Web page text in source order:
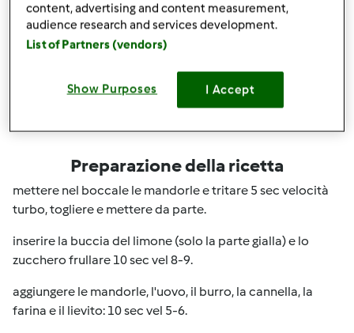
Condividile tue attività
Preparazione della ricetta
mettere nel boccale le mandorle e tritare 5 sec velocità
turbo, togliere e mettere da parte.
inserire la buccia del limone (solo la parte gialla) e lo
zucchero frullare 10 sec vel 8-9.
aggiungere le mandorle, l'uovo, il burro, la cannella, la
farina e il lievito: 10 sec vel 5-6.
content, advertising and content measurement,
audience research and services development.
List of Partners (vendors)
Show Purposes I Accept